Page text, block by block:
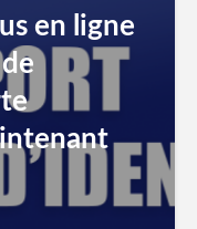
en ligne